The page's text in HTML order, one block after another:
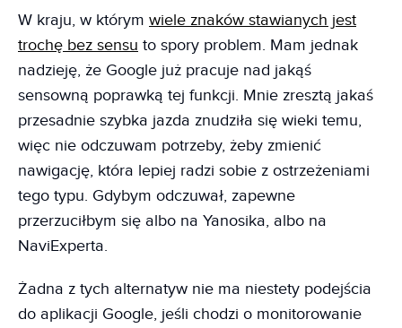
W kraju, w którym wiele znaków stawianych jest
trochę bez sensu to spory problem. Mam jednak
nadzieję, że Google już pracuje nad jakąś
sensowną poprawką tej funkcji. Mnie zresztą jakaś
przesadnie szybka jazda znudziła się wieki temu,
więc nie odczuwam potrzeby, żeby zmienić
nawigację, która lepiej radzi sobie z ostrzeżeniami
tego typu. Gdybym odczuwał, zapewne
przerzuciłbym się albo na Yanosika, albo na
NaviExperta.
Żadna z tych alternatyw nie ma niestety podejścia
do aplikacji Google, jeśli chodzi o monitorowanie